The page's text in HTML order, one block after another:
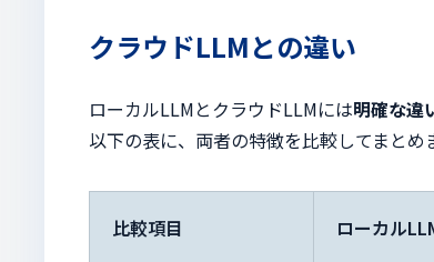
クラウドLLMとの違い
ローカルLLMとクラウドLLMには明確な違
以下の表に、両者の特徴を比較してまとめ
比較項目 ローカル